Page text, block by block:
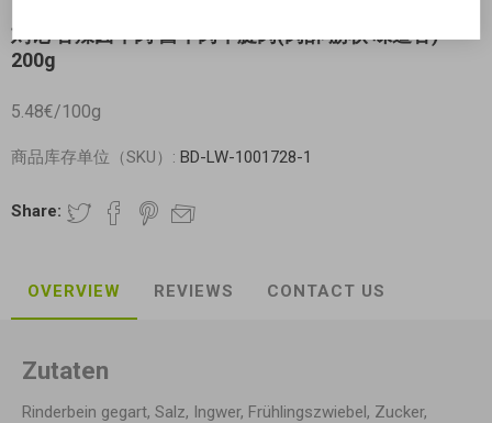
刘记 香辣卤牛肉 酱牛肉牛腱肉(肉酥 筋软 味道香)
200g
5.48€/100g
商品库存单位（SKU）: BD-LW-1001728-1
Share:
OVERVIEW REVIEWS CONTACT US
Zutaten
Rinderbein gegart, Salz, Ingwer, Frühlingszwiebel, Zucker,